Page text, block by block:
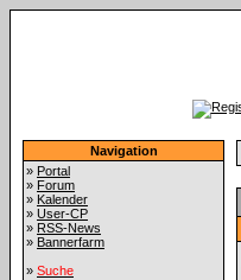
Navigation
» Portal
» Forum
» Kalender
» User-CP
» RSS-News
» Bannerfarm
» Suche